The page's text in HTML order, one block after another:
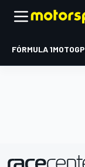
FÓRMULA 1MOTOGP